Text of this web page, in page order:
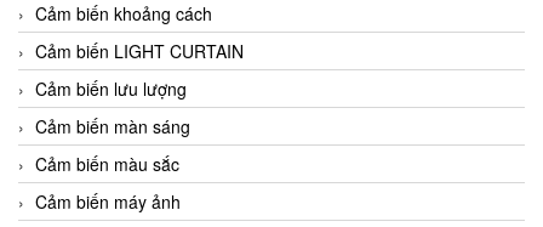
Cảm biến khoảng cách
Cảm biến LIGHT CURTAIN
Cảm biến lưu lượng
Cảm biến màn sáng
Cảm biến màu sắc
Cảm biến máy ảnh